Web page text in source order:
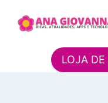
para
LOJA